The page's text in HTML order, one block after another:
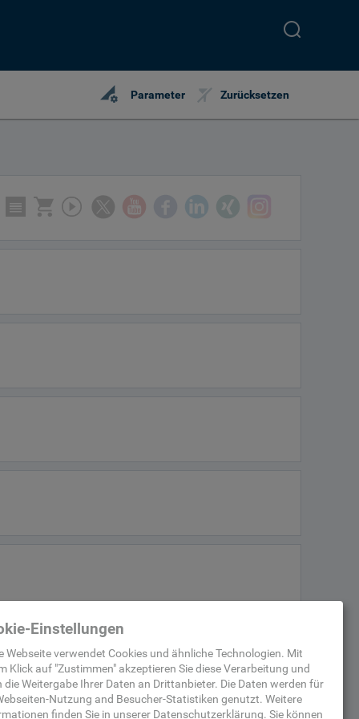
perm_data_setting Parameter Zurücksetzen
Einstellungen
Webseite verwendet Cookies und ähnliche Technologien. Mit
Klick auf "Zustimmen" akzeptieren Sie diese Verarbeitung und
die Weitergabe Ihrer Daten an Drittanbieter. Die Daten werden für
Nutzung and Besucher-Statistiken genutzt. Weitere
finden Sie in unserer Datenschutzerklärung. Sie können